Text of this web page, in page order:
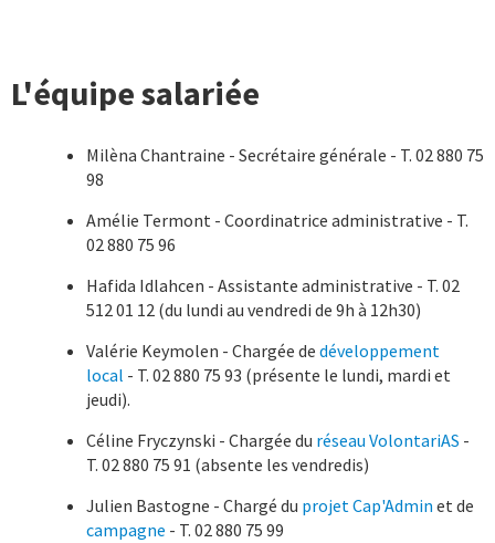
L'équipe salariée
Milèna Chantraine - Secrétaire générale - T. 02 880 75
98
Amélie Termont - Coordinatrice administrative - T.
02 880 75 96
Hafida Idlahcen - Assistante administrative - T. 02
512 01 12 (du lundi au vendredi de 9h à 12h30)
Valérie Keymolen - Chargée de développement
local - T. 02 880 75 93 (présente le lundi, mardi et
jeudi).
Céline Fryczynski - Chargée du réseau VolontariAS -
T. 02 880 75 91 (absente les vendredis)
Julien Bastogne - Chargé du projet Cap'Admin et de
campagne - T. 02 880 75 99